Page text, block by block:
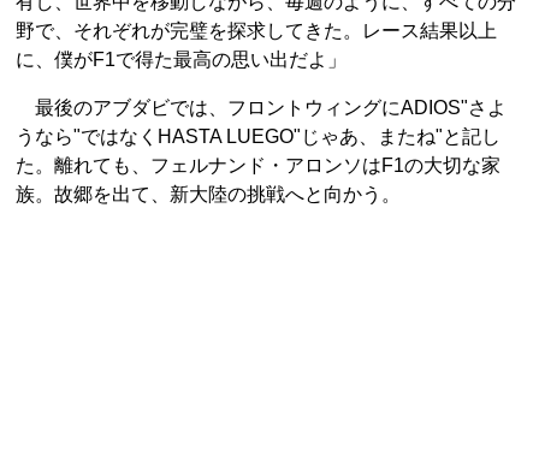
野で、それぞれが完璧を探求してきた。レース結果以上
に、僕がF1で得た最高の思い出だよ」
最後のアブダビでは、フロントウィングにADIOS"さよ
うなら"ではなくHASTA LUEGO"じゃあ、またね"と記し
た。離れても、フェルナンド・アロンソはF1の大切な家
族。故郷を出て、新大陸の挑戦へと向かう。